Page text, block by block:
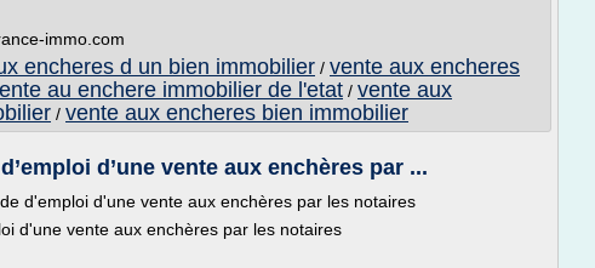
immo.com
encheres d un bien immobilier / vente aux encheres
au enchere immobilier de l'etat / vente aux
/ vente aux encheres bien immobilier
d’une vente aux enchères par ...
d'emploi d'une vente aux enchères par les notaires
d'une vente aux enchères par les notaires